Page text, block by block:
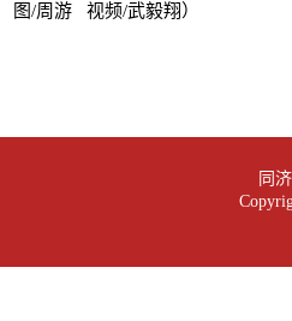
图/周游 视频/武毅翔）
同